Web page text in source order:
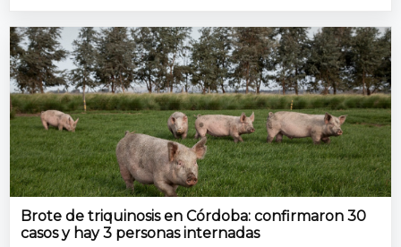
Brote de triquinosis en Córdoba: confirmaron 30
casos y hay 3 personas internadas